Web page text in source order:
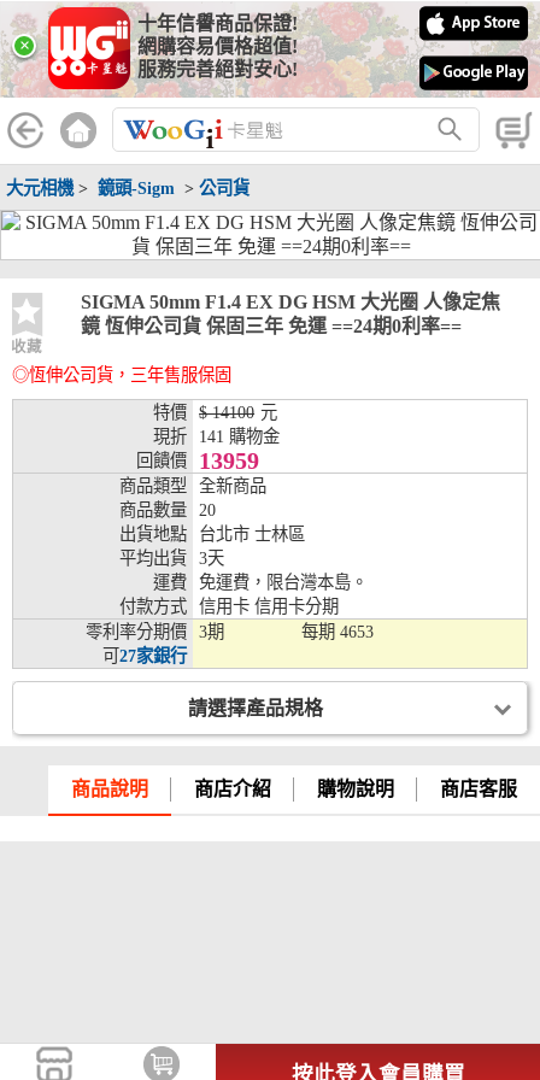
×
十年信譽商品保證!
網購容易價格超值!
服務完善絕對安心!
大元相機 > 鏡頭-Sigm > 公司貨
收藏
SIGMA 50mm F1.4 EX DG HSM 大光圈 人像定焦
鏡 恆伸公司貨 保固三年 免運 ==24期0利率==
◎恆伸公司貨，三年售服保固
特價
$ 14100 元
現折
141 購物金
回饋價
13959
商品類型
全新商品
商品數量
20
出貨地點
台北市 士林區
平均出貨
3天
運費
免運費，限台灣本島。
付款方式
信用卡 信用卡分期
零利率分期價
可27家銀行
3期 每期 4653
請選擇產品規格
商品說明 商店介紹 購物說明 商店客服
按此登入會員購買
線上分期銀行
WooGii 與 綠界 合作，『信用卡分期付款』 與 『信用卡零利率
分期付款』 的配合銀行如下：
分期期數 提供分期之銀行
兆豐銀行、合作金庫、第一銀行、華南銀行、
彰化銀行、上海銀行、富邦銀行、國泰世華、
台灣企銀、台中銀行、匯豐銀行、華泰銀行、
銀、元大銀行、永豐銀行、玉山銀行、凱基銀
行、星展銀行、台新銀行、安泰銀行、中國信
兆豐銀行、合作金庫、第一銀行、華南銀行、
彰化銀行、上海銀行、富邦銀行、國泰世華、
台灣企銀、台中銀行、匯豐銀行、華泰銀行、
臺灣新光銀行、陽信銀行、聯邦銀行、遠東商
銀、元大銀行、永豐銀行、玉山銀行、凱基銀
行、星展銀行、台新銀行、安泰銀行、中國信
託、台灣樂天、三信商銀
兆豐銀行、合作金庫、第一銀行、華南銀行、
彰化銀行、上海銀行、富邦銀行、國泰世華、
台灣企銀、台中銀行、匯豐銀行、華泰銀行、
臺灣新光銀行、陽信銀行、聯邦銀行、遠東商
銀、元大銀行、永豐銀行、玉山銀行、凱基銀
行、星展銀行、台新銀行、安泰銀行、中國信
託、台灣樂天、三信商銀
彰化銀行、上海銀行、富邦銀行、國泰世華、
台灣企銀、台中銀行、匯豐銀行、華泰銀行、
臺灣新光銀行、陽信銀行、聯邦銀行、遠東商